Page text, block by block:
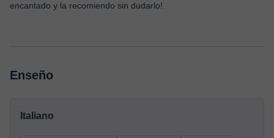
encantado y la recomiendo sin dudarlo!
Enseño
Italiano